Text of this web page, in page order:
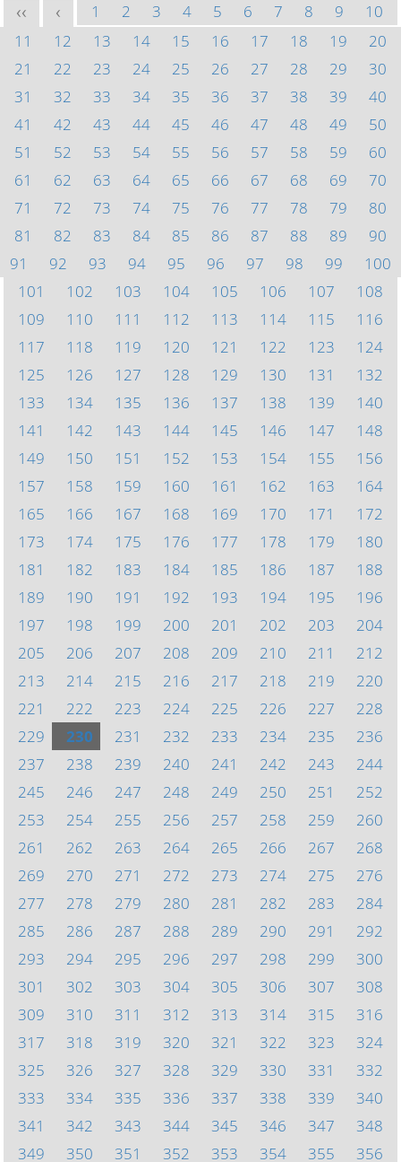
<< < 1 2 3 4 5 6 7 8 9
10
11
12 13 14 15 16 17 18 19
20
21
22 23 24 25 26 27 28 29
30
31
32 33 34 35 36 37 38 39
40
41
42 43 44 45 46 47 48 49
50
51
52 53 54 55 56 57 58 59
60
61
62 63 64 65 66 67 68 69
70
71
72 73 74 75 76 77 78 79
80
81
82 83 84 85 86 87 88 89
90
91
92 93 94 95 96 97 98 99
100
101
102 103 104 105 106 107
108
109
110 111 112 113 114 115
116
117
118 119 120 121 122 123
124
125
126 127 128 129 130 131
132
133
134 135 136 137 138 139
140
141
142 143 144 145 146 147
148
149
150 151 152 153 154 155
156
157
158 159 160 161 162 163
164
165
166 167 168 169 170 171
172
173
174 175 176 177 178 179
180
181
182 183 184 185 186 187
188
189
190 191 192 193 194 195
196
197
198 199 200 201 202 203
204
205
206 207 208 209 210 211
212
213
214 215 216 217 218 219
220
221
222 223 224 225 226 227
228
229
230 231 232 233 234 235
236
237
238 239 240 241 242 243
244
245
246 247 248 249 250 251
252
253
254 255 256 257 258 259
260
261
262 263 264 265 266 267
268
269
270 271 272 273 274 275
276
277
278 279 280 281 282 283
284
285
286 287 288 289 290 291
292
293
294 295 296 297 298 299
300
301
302 303 304 305 306 307
308
309
310 311 312 313 314 315
316
317
318 319 320 321 322 323
324
325
326 327 328 329 330 331
332
333
334 335 336 337 338 339
340
341
342 343 344 345 346 347
348
349
350 351 352 353 354 355 356